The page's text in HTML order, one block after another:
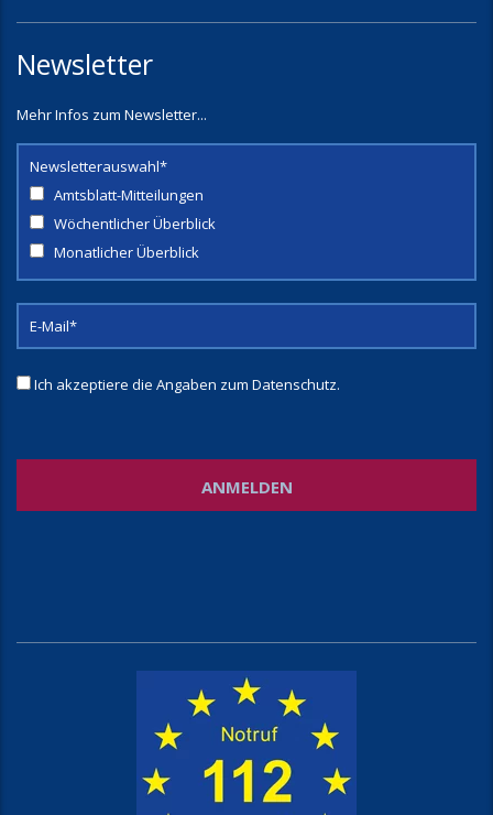
Newsletter
Mehr Infos zum Newsletter...
Newsletterauswahl*
Amtsblatt-Mitteilungen
Wöchentlicher Überblick
Monatlicher Überblick
Ich akzeptiere die Angaben zum Datenschutz.